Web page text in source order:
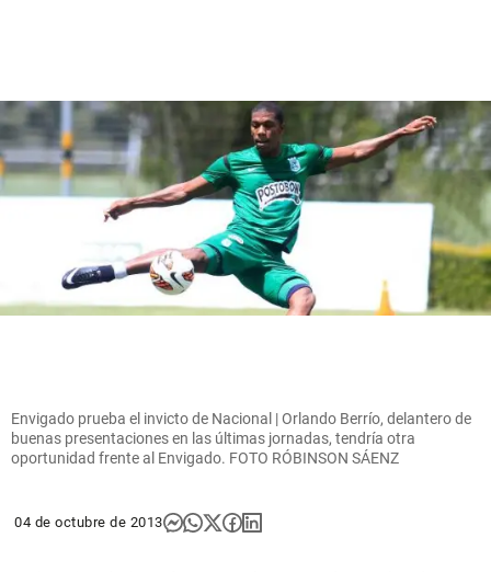
Envigado prueba el invicto de Nacional | Orlando Berrío, delantero de
buenas presentaciones en las últimas jornadas, tendría otra
oportunidad frente al Envigado. FOTO RÓBINSON SÁENZ
04 de octubre de 2013